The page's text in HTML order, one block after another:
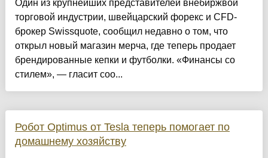
Один из крупнейших представителей внебиржвой
торговой индустрии, швейцарский форекс и CFD-
брокер Swissquote, сообщил недавно о том, что
открыл новый магазин мерча, где теперь продает
брендированные кепки и футболки. «Финансы со
стилем», — гласит соо...
Робот Optimus от Tesla теперь помогает по
домашнему хозяйству